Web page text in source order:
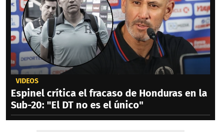
VIDEOS
Espinel crítica el fracaso de Honduras en la
Sub-20: "El DT no es el único"